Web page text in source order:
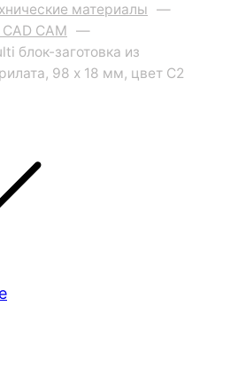
материалы —
CAM —
блок-заготовка из
98 х 18 мм, цвет C2